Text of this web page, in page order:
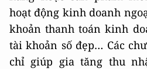
hoạt động kinh doanh
khoản thanh toán kinh
tài khoản số đẹp… Các
chỉ giúp gia tăng thu